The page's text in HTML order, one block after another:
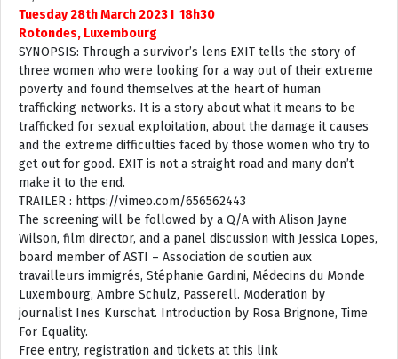
Tuesday 28th March 2023 I 18h30
Rotondes, Luxembourg
SYNOPSIS: Through a survivor’s lens EXIT tells the story of
three women who were looking for a way out of their extreme
poverty and found themselves at the heart of human
trafficking networks. It is a story about what it means to be
trafficked for sexual exploitation, about the damage it causes
and the extreme difficulties faced by those women who try to
get out for good. EXIT is not a straight road and many don’t
make it to the end.
TRAILER : https://vimeo.com/656562443
The screening will be followed by a Q/A with Alison Jayne
Wilson, film director, and a panel discussion with Jessica Lopes,
board member of ASTI – Association de soutien aux
travailleurs immigrés, Stéphanie Gardini, Médecins du Monde
Luxembourg, Ambre Schulz, Passerell. Moderation by
journalist Ines Kurschat. Introduction by Rosa Brignone, Time
For Equality.
Free entry, registration and tickets at this link